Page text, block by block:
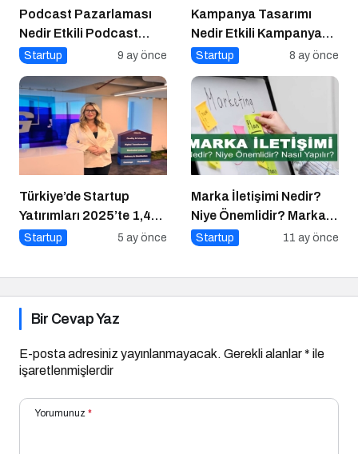
Podcast Pazarlaması
Nedir Etkili Podcast
Pazarlaması için 10
Startup 9 ay önce
Kampanya Tasarımı
Nedir Etkili Kampanya
Tasarımı İçin 10 Altın
Startup 8 ay önce
Türkiye’de Startup
Yatırımları 2025’te 1,4
Milyar Dolara Ulaştı
Startup 5 ay önce
Marka İletişimi Nedir?
Niye Önemlidir? Marka
İletişimi Nasıl Yapılır?
Startup 11 ay önce
Bir Cevap Yaz
E-posta adresiniz yayınlanmayacak. Gerekli alanlar* ile
işaretlenmişlerdir
Yorumunuz *